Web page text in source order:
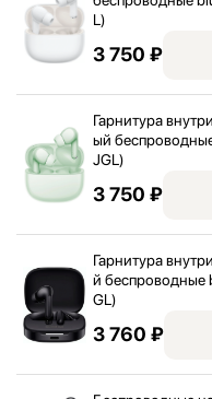
L)
3 750 ₽
Гарнитура
ый
JGL)
3 750 ₽
Гарнитура
й беспроводные
GL)
3 760 ₽